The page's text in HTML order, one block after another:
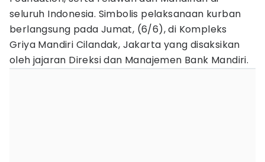
seluruh Indonesia. Simbolis pelaksanaan kurban
berlangsung pada Jumat, (6/6), di Kompleks
Griya Mandiri Cilandak, Jakarta yang disaksikan
oleh jajaran Direksi dan Manajemen Bank Mandiri.